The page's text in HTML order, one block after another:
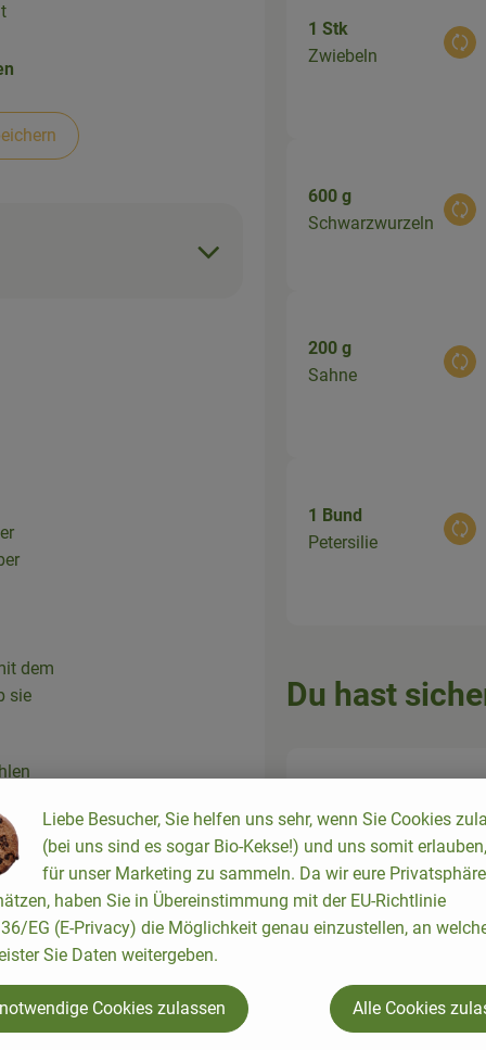
dem
sie
und
1 Stk
Zwiebeln
600 g
Schwarzwurzeln
200 g
Sahne
1 Bund
Petersilie
Du hast
Butter
mehlige
Kartoffeln
Liebe Besucher, Sie helfen uns sehr, wenn Sie Cookies
(bei uns sind es sogar Bio-Kekse!) und uns somit
für unser Marketing zu sammeln. Da wir eure
haben Sie in Übereinstimmung mit der EU-Richtlinie
EG (E-Privacy) die Möglichkeit genau einzustellen, an
Sie Daten weitergeben.
Cookies zulassen Alle Cookies